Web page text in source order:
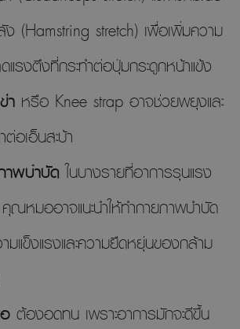
(Hamstring stretch) เพื่อเพิ่มความ
แรงตึงที่กระทำต่อปุ่มกระดูกหน้าแข้ง
า หรือ Knee strap อาจช่วยพยุงและ
อเอ็นสะบ้า
าพบำบัดในบางรายที่อาการรุนแรง
ณหมออาจแนะนำให้ทำกายภาพบำบัด
แข็งแรงและความยืดหยุ่นของกล้าม
ต้องอดทน เพราะอาการมักจะดีขึ้น